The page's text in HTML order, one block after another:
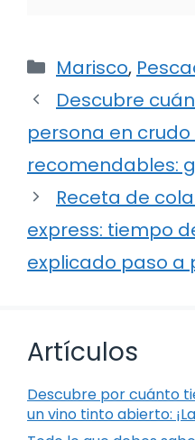
Categorías
Marisco,
Descubre
persona en crudo
recomendables:
Receta de
express: tiempo
explicado paso a
Artículos
Descubre por cuánto
un vino tinto abierto: